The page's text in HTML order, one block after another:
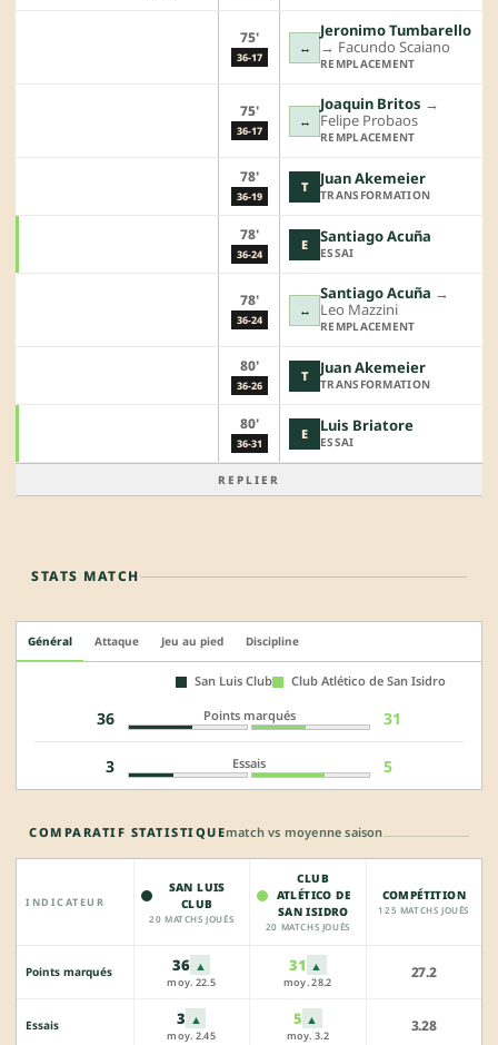
75'
36-17
↔
Jeronimo Tumbarello
→︎ Facundo Scaiano
REMPLACEMENT
75'
36-17
↔
Joaquin Britos →︎
Felipe Probaos
REMPLACEMENT
78'
36-19
T Juan Akemeier
TRANSFORMATION
78'
36-24
E Santiago Acuña
ESSAI
78'
36-24
↔
Santiago Acuña →︎
Leo Mazzini
REMPLACEMENT
80'
36-26
T Juan Akemeier
TRANSFORMATION
80'
36-31
E Luis Briatore
ESSAI
REPLIER
STATS MATCH
Général Attaque Jeu au pied Discipline
San Luis Club Club Atlético de San Isidro
36 Points marqués 31
3 Essais 5
COMPARATIF STATISTIQUEmatch vs moyenne saison
INDICATEUR
SAN LUIS
CLUB
20 MATCHS JOUÉS
CLUB
ATLÉTICO DE
SAN ISIDRO
20 MATCHS JOUÉS
COMPÉTITION
125 MATCHS JOUÉS
Points marqués 36 ▲
moy. 22.5
31 ▲
moy. 28.2
27.2
Essais 3 ▲
moy. 2.45
5 ▲
moy. 3.2
3.28